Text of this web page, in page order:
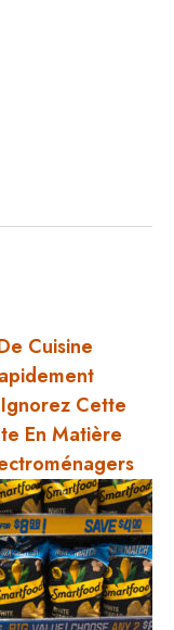
Cuisine
Cette
En Matière